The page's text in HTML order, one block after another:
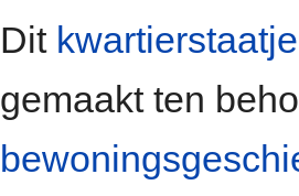
Dit kwartierstaatje
gemaakt ten